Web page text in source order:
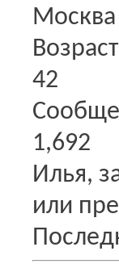
Москва
Возраст
42
1,692
Илья,
или